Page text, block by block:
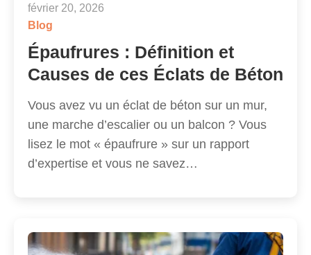
février 20, 2026
Blog
Épaufrures : Définition et
Causes de ces Éclats de Béton
Vous avez vu un éclat de béton sur un mur,
une marche d’escalier ou un balcon ? Vous
lisez le mot « épaufrure » sur un rapport
d’expertise et vous ne savez…